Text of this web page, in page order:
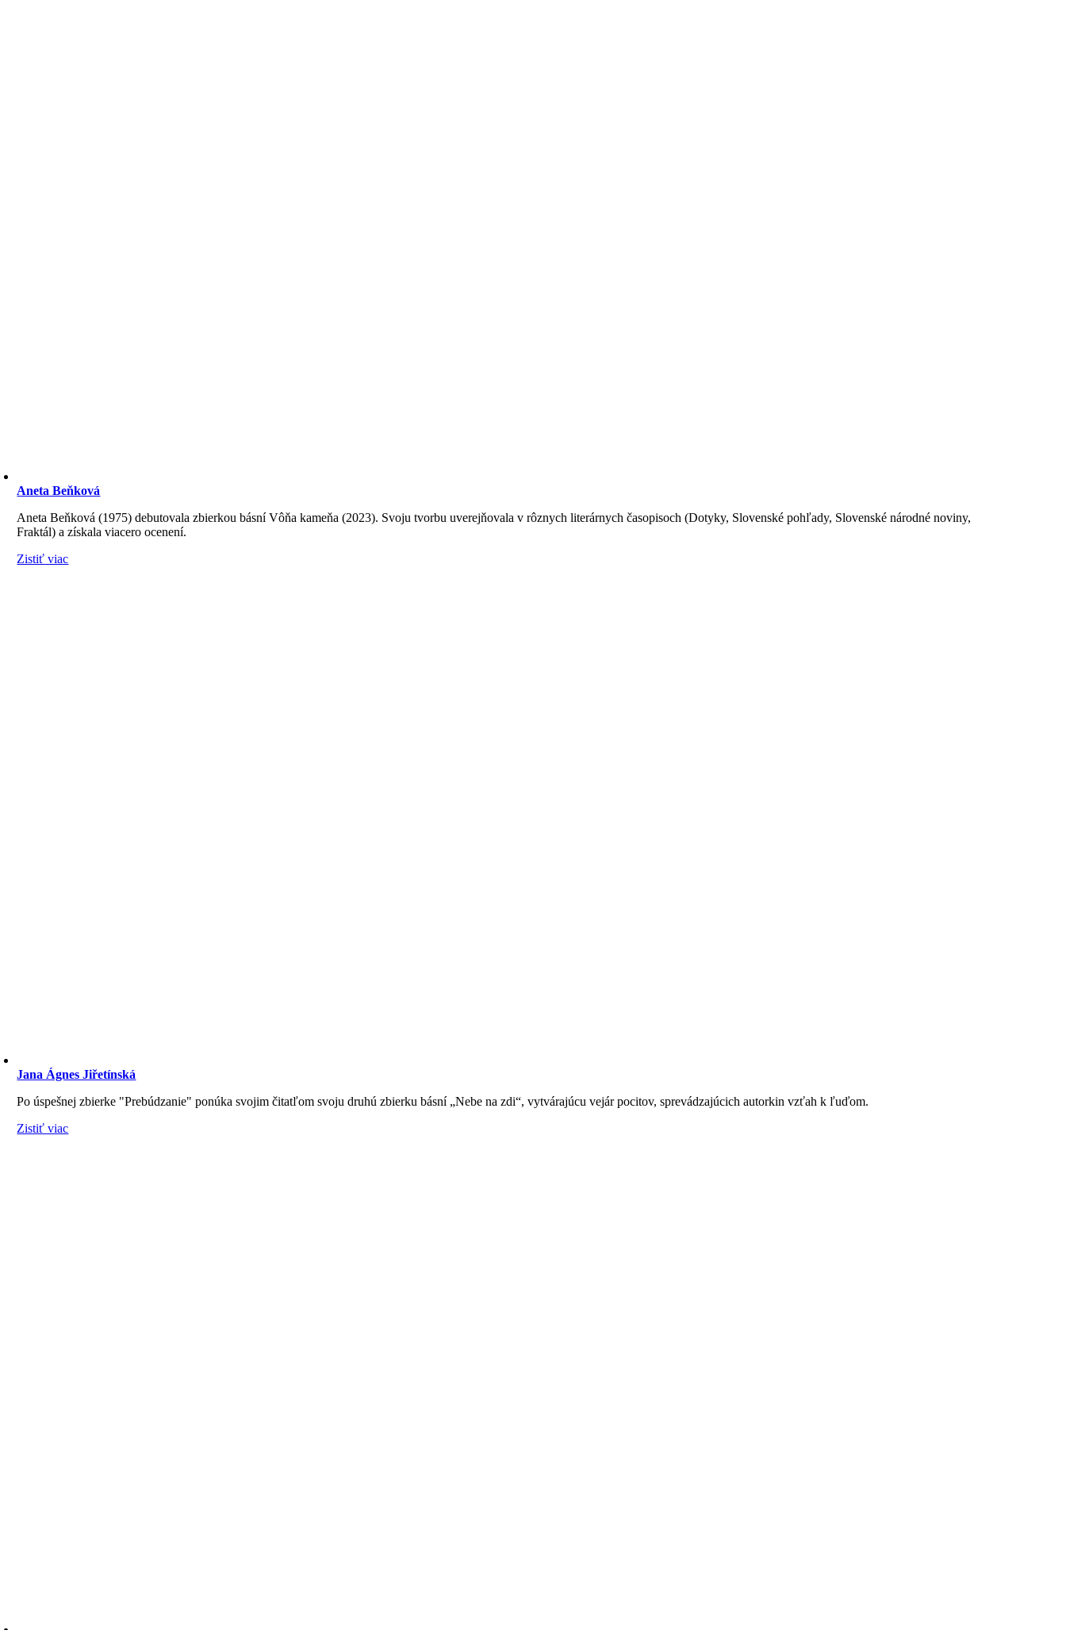
Aneta Beňková
Aneta Beňková (1975) debutovala zbierkou básní Vôňa kameňa (2023). Svoju tvorbu uverejňovala v rôznych literárnych časopisoch (Dotyky, Slovenské pohľady, Slovenské národné noviny,
Fraktál) a získala viacero ocenení.
Zistiť viac
Jana Ágnes Jiřetínská
Po úspešnej zbierke "Prebúdzanie" ponúka svojim čitatľom svoju druhú zbierku básní „Nebe na zdi“, vytvárajúcu vejár pocitov, sprevádzajúcich autorkin vzťah k ľuďom.
Zistiť viac